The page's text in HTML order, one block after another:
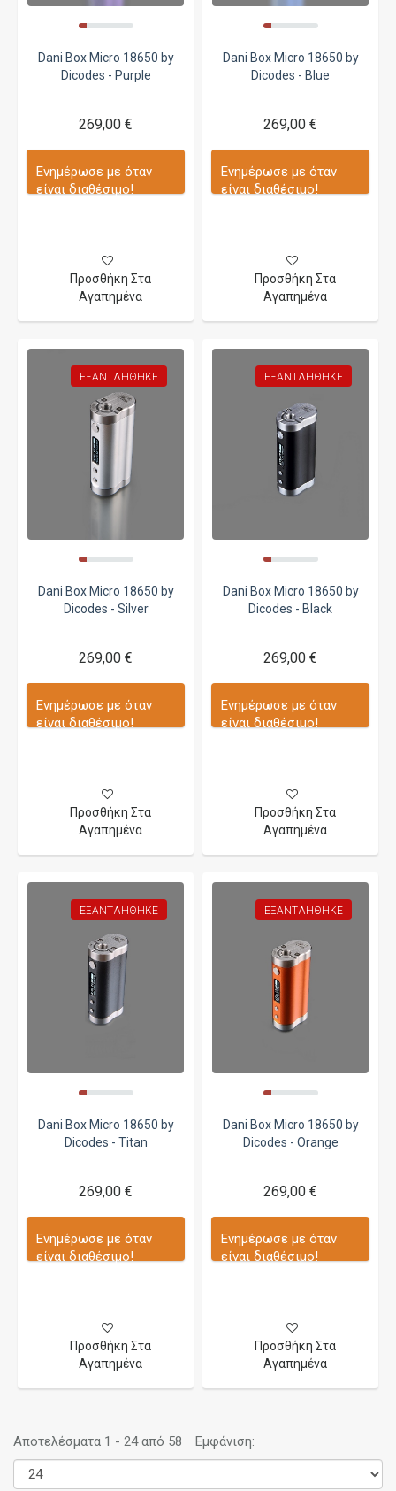
Dani Box Micro 18650 by
Dicodes - Purple
269,00 €
Ενημέρωσε με όταν
είναι διαθέσιμο!
Προσθήκη Στα
Αγαπημένα
Dani Box Micro 18650 by
Dicodes - Blue
269,00 €
Ενημέρωσε με όταν
είναι διαθέσιμο!
Προσθήκη Στα
Αγαπημένα
ΕΞΑΝΤΛΉΘΗΚΕ
Dani Box Micro 18650 by
Dicodes - Silver
269,00 €
Ενημέρωσε με όταν
είναι διαθέσιμο!
Προσθήκη Στα
Αγαπημένα
ΕΞΑΝΤΛΉΘΗΚΕ
Dani Box Micro 18650 by
Dicodes - Black
269,00 €
Ενημέρωσε με όταν
είναι διαθέσιμο!
Προσθήκη Στα
Αγαπημένα
ΕΞΑΝΤΛΉΘΗΚΕ
Dani Box Micro 18650 by
Dicodes - Titan
269,00 €
Ενημέρωσε με όταν
είναι διαθέσιμο!
Προσθήκη Στα
Αγαπημένα
ΕΞΑΝΤΛΉΘΗΚΕ
Dani Box Micro 18650 by
Dicodes - Orange
269,00 €
Ενημέρωσε με όταν
είναι διαθέσιμο!
Προσθήκη Στα
Αγαπημένα
Αποτελέσματα 1 - 24 από 58 Εμφάνιση: